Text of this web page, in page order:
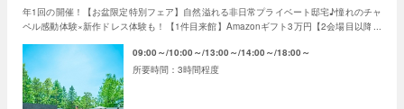
年1回の開催！【お盆限定特別フェア】自然溢れる非日常プライベート邸宅♪憧れのチャ
ペル感動体験×新作ドレス体験も！【1件目来館】Amazonギフト3万円【2会場目以降】
09:00～ 10:00～ 13:00～ 14:00～ 18:00～
3時間程度